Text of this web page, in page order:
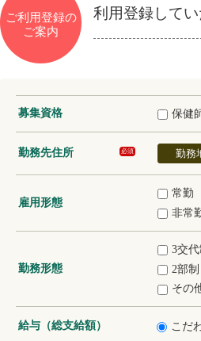
ご利用登録の
ご案内
利用登録してい
募集資格 保健
勤務先住所 必須 勤務
雇用形態
常勤
非常
勤務形態
3交代
2部
その
給与（総支給額） こだ